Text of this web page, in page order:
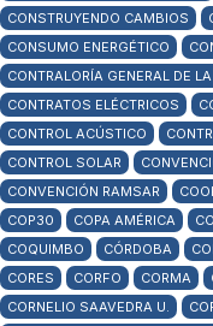
CONSTRUYENDO CAMBIOS
CONSUMO ENERGÉTICO
CONTRALORÍA GENERAL DE
CONTRATOS ELÉCTRICOS
CONTROL ACÚSTICO
CONTROL SOLAR
CONVENCIÓN RAMSAR
COP30
COPA AMÉRICA
COQUIMBO
CÓRDOBA
CORES
CORFO CORMA
CORNELIO SAAVEDRA U.